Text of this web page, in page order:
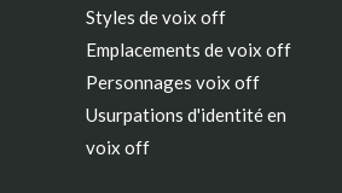
Styles de voix off
Emplacements de voix off
Personnages voix off
Usurpations d'identité en
voix off